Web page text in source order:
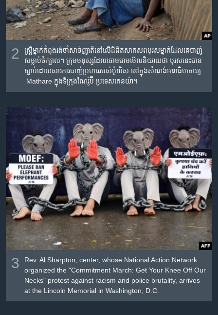
2
ស្ត្រី​ម្នាក់​កំពុង​រង់ចាំ​សាច់​ញាតិ​នៅ​លើ​ដី​ជិត​សាកសព​បុរស​ម្នាក់​ដែល​គេ​បាញ់​
សម្លាប់​ចំក្បាល។ ក្រុម​​មនុស្ស​ដែលចោមរោម​មើល​និយាយ​ថា​ បុរស​នេះ​បាន​
ស្លាប់​ដោយ​សារ​ការ​បាញ់​ប្រហារ​របស់​ប៉ូលិស នៅ​ក្នុង​​សំណង់​អនាធិបតេយ្យ​
Mathare ក្នុង​ទីក្រុងណៃរ៉ូប៊ី ប្រទេស​កេនយ៉ា។
3
Rev. Al Sharpton, center, whose National Action Network
organized the "Commitment March: Get Your Knee Off Our
Necks" protest against racism and police brutality, arrives
at the Lincoln Memorial in Washington, D.C.